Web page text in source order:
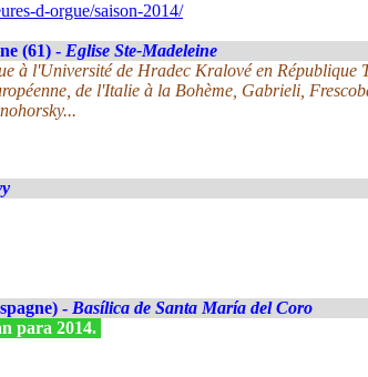
d-orgue/saison-2014/
(61) - Eglise Ste-Madeleine
à l'Université de Hradec Kralové en République
de l'Italie à la Bohème, Gabrieli,
- Basílica de Santa María del Coro
para 2014.